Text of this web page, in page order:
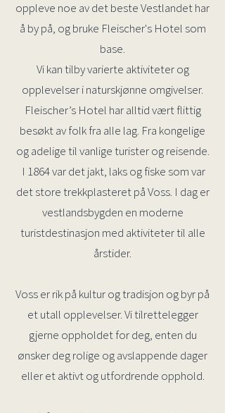
oppleve noe av det beste Vestlandet har
å by på, og bruke Fleischer's Hotel som
base.
Vi kan tilby varierte aktiviteter og
opplevelser i naturskjønne omgivelser.
Fleischer’s Hotel har alltid vært flittig
besøkt av folk fra alle lag. Fra kongelige
og adelige til vanlige turister og reisende.
I 1864 var det jakt, laks og fiske som var
det store trekkplasteret på Voss. I dag er
vestlandsbygden en moderne
turistdestinasjon med aktiviteter til alle
årstider.
Voss er rik på kultur og tradisjon og byr på
et utall opplevelser. Vi tilrettelegger
gjerne oppholdet for deg, enten du
ønsker deg rolige og avslappende dager
eller et aktivt og utfordrende opphold.